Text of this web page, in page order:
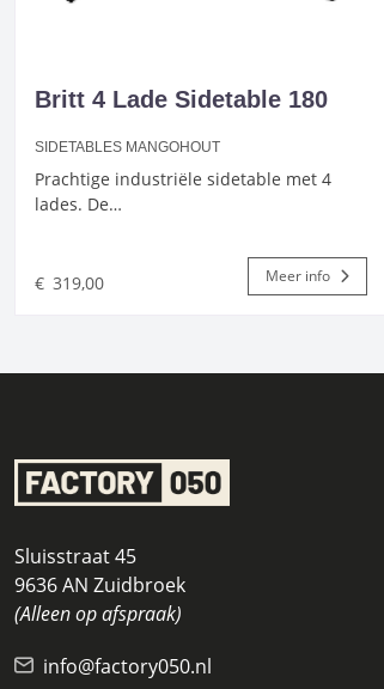
Britt 4 Lade Sidetable 180
SIDETABLES MANGOHOUT
Prachtige industriële sidetable met 4
lades. De…
€ 319,00 Meer info
Sluisstraat 45
9636 AN Zuidbroek
(Alleen op afspraak)
info@factory050.nl